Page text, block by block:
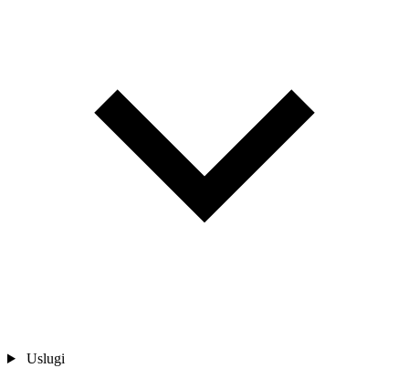
Uslugi